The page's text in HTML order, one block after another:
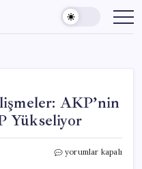
AKP’nin
Yükseliyor
Trabzon’da
yorumlar kapalı